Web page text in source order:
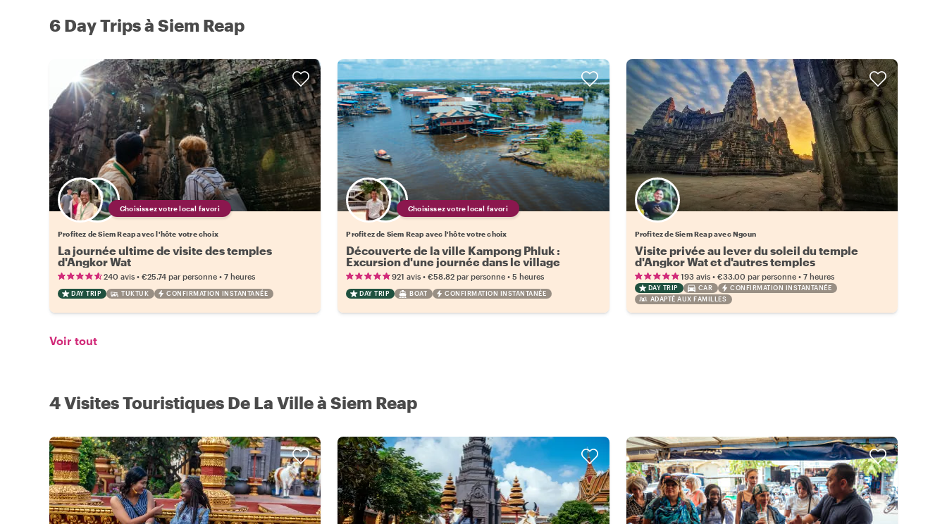
6 Day Trips à Siem Reap
Choisissez votre local favori
Profitez de Siem Reap avec l'hôte votre choix
La journée ultime de visite des temples
d'Angkor Wat
240 avis • €25.74 par personne • 7 heures
DAY TRIP TUKTUK CONFIRMATION INSTANTANÉE
Choisissez votre local favori
Profitez de Siem Reap avec l'hôte votre choix
Découverte de la ville Kampong Phluk :
Excursion d'une journée dans le village
flottant 921 avis •€58.82 par personne •5 heures
DAY TRIP BOAT CONFIRMATION INSTANTANÉE
Profitez de Siem Reap avec Ngoun
Visite privée au lever du soleil du temple
d'Angkor Wat et d'autres temples
incontournables
193 avis• €33.00 par personne• 7 heures
DAY TRIP CAR
CONFIRMATION INSTANTANÉE
ADAPTÉ AUX FAMILLES
Voir tout
4 Visites Touristiques De La Ville à Siem Reap